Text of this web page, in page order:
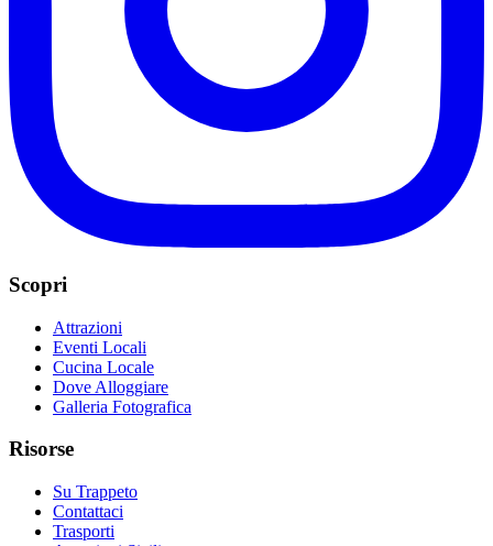
Scopri
Attrazioni
Eventi Locali
Cucina Locale
Dove Alloggiare
Galleria Fotografica
Risorse
Su Trappeto
Contattaci
Trasporti